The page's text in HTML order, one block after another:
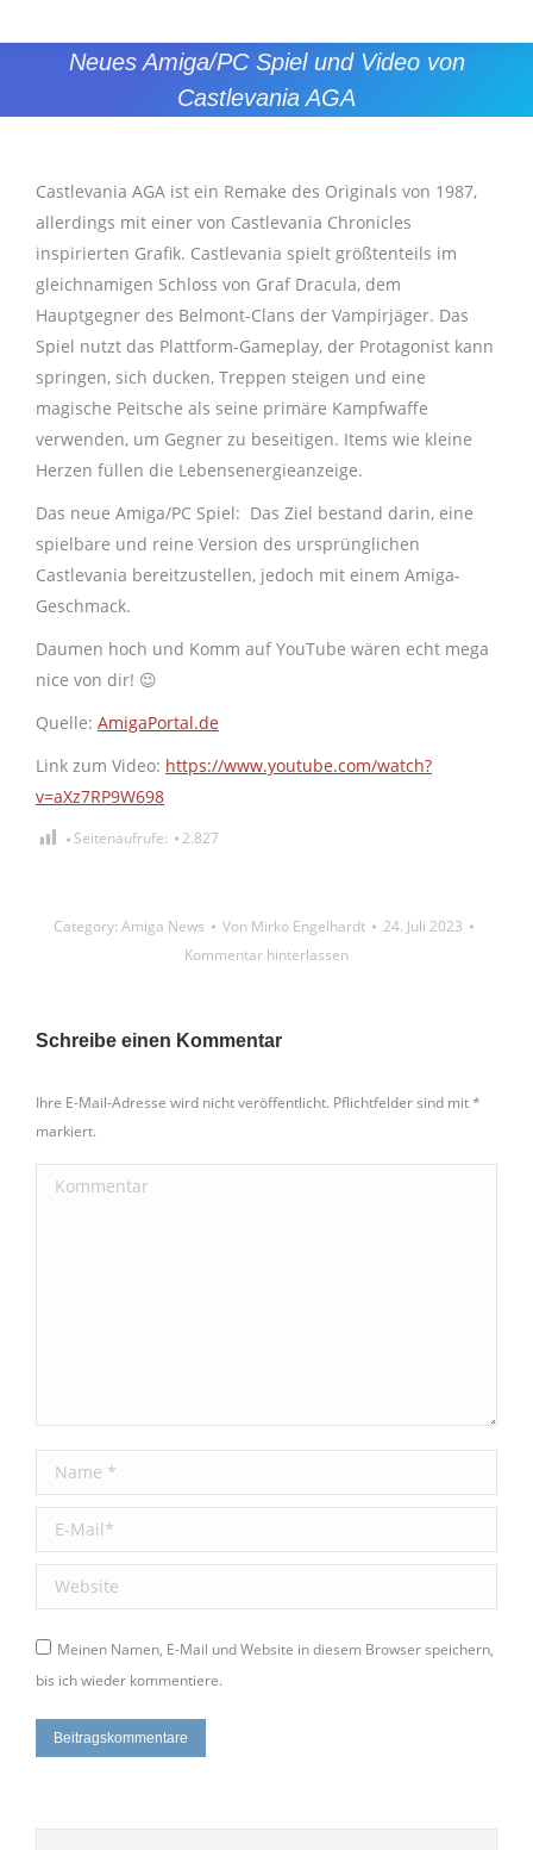
Neues Amiga/PC Spiel und Video von
Castlevania AGA
Castlevania AGA ist ein Remake des Originals von 1987,
allerdings mit einer von Castlevania Chronicles
inspirierten Grafik. Castlevania spielt größtenteils im
gleichnamigen Schloss von Graf Dracula, dem
Hauptgegner des Belmont-Clans der Vampirjäger. Das
Spiel nutzt das Plattform-Gameplay, der Protagonist kann
springen, sich ducken, Treppen steigen und eine
magische Peitsche als seine primäre Kampfwaffe
verwenden, um Gegner zu beseitigen. Items wie kleine
Herzen füllen die Lebensenergieanzeige.
Das neue Amiga/PC Spiel: Das Ziel bestand darin, eine
spielbare und reine Version des ursprünglichen
Castlevania bereitzustellen, jedoch mit einem Amiga-
Geschmack.
Daumen hoch und Komm auf YouTube wären echt mega
nice von dir! 😉
Quelle: AmigaPortal.de
Link zum Video: https://www.youtube.com/watch?
v=aXz7RP9W698
Seitenaufrufe: 2.827
Category: Amiga News Von Mirko Engelhardt
24. Juli 2023
Kommentar hinterlassen
Schreibe einen Kommentar
Ihre E-Mail-Adresse wird nicht veröffentlicht. Pflichtfelder sind mit*
markiert.
Kommentar
Name *
E-Mail *
Website
Meinen Namen, E-Mail und Website in diesem Browser speichern,
bis ich wieder kommentiere.
Beitragskommentare